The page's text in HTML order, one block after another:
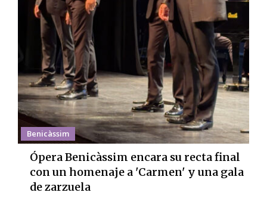
Benicàssim
Ópera Benicàssim encara su recta final
con un homenaje a 'Carmen' y una gala
de zarzuela